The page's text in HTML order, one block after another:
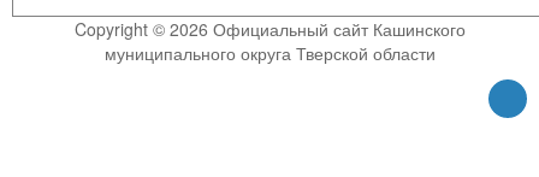
Copyright © 2026 Официальный сайт Кашинского
муниципального округа Тверской области